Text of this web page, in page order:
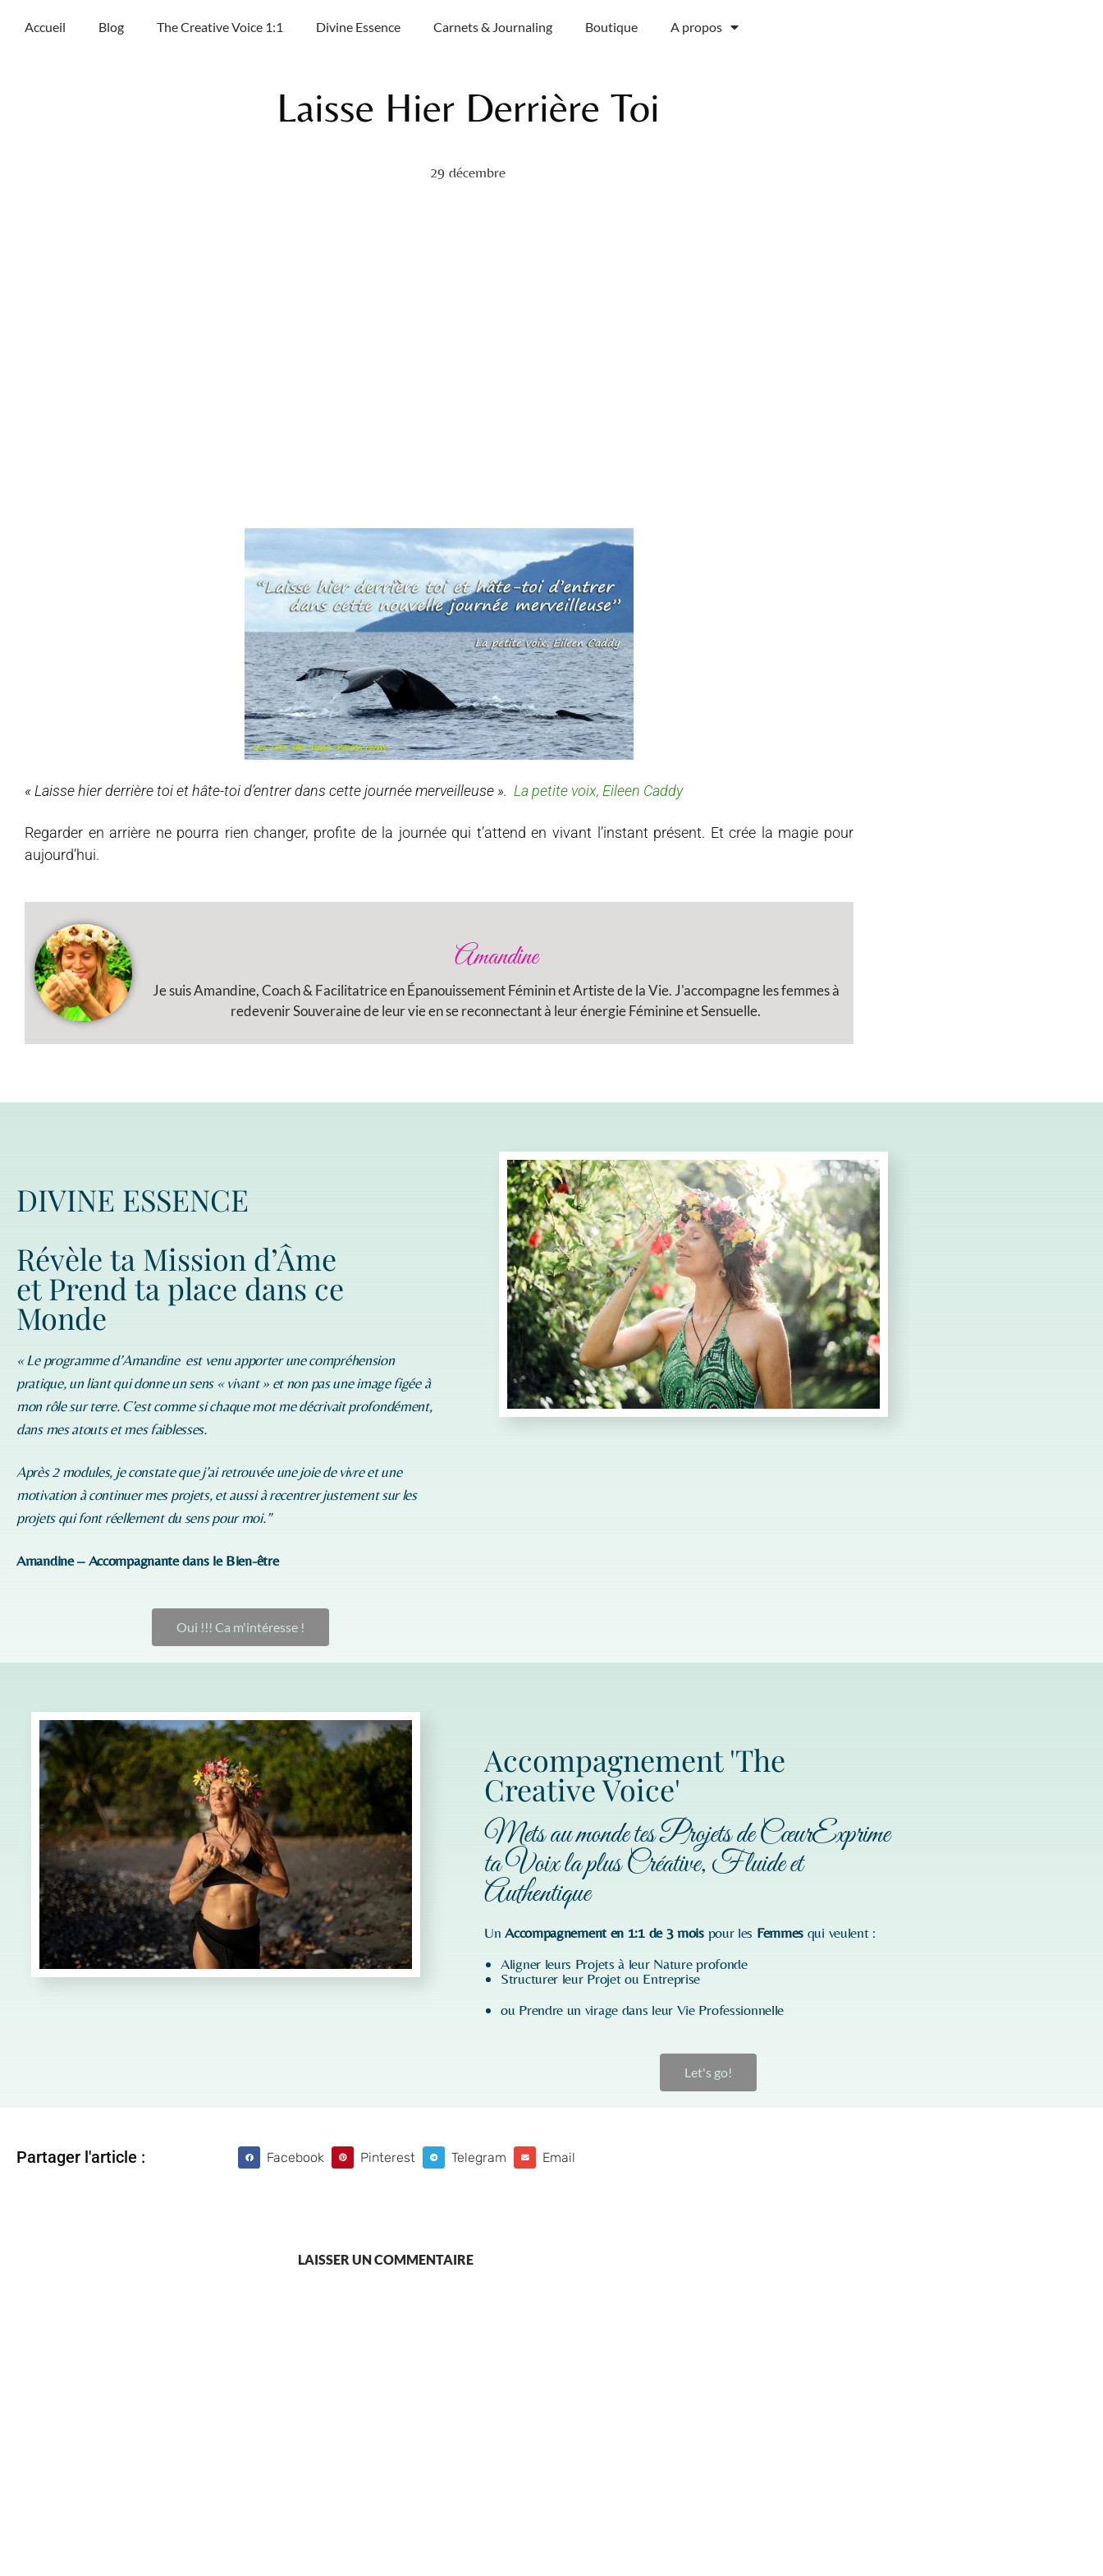
Accueil Blog The Creative Voice 1:1 Divine Essence Carnets & Journaling Boutique A propos
Laisse Hier Derrière Toi
29 décembre
« Laisse hier derrière toi et hâte-toi d’entrer dans cette journée merveilleuse ». La petite voix, Eileen Caddy
Regarder en arrière ne pourra rien changer, profite de la journée qui t’attend en vivant l’instant présent. Et crée la magie pour
aujourd’hui.
Amandine
Je suis Amandine, Coach & Facilitatrice en Épanouissement Féminin et Artiste de la Vie. J'accompagne les femmes à
redevenir Souveraine de leur vie en se reconnectant à leur énergie Féminine et Sensuelle.
DIVINE ESSENCE
Révèle ta Mission d’Âme
et Prend ta place dans ce
Monde
« Le programme d’Amandineest venu apporter une compréhension
pratique, un liant qui donne un sens « vivant » et non pas une image figée à
mon rôle sur terre. C’est comme si chaque mot me décrivait profondément,
dans mes atouts et mes faiblesses.
Après 2 modules, je constate que j’ai retrouvée une joie de vivre et une
motivation à continuer mes projets, et aussi à recentrer justement sur les
projets qui font réellement du sens pour moi.”
Amandine – Accompagnante dans le Bien-être
Oui !!! Ca m'intéresse !
Accompagnement 'The
Creative Voice'
Mets au monde tes Projets de CœurExprime
ta Voix la plus Créative, Fluide et
Authentique
UnAccompagnement en 1:1 de 3 mois pour les Femmes qui veulent :
Aligner leurs Projets à leur Nature profonde
Structurer leur Projet ou Entreprise
ou Prendre un virage dans leur Vie Professionnelle
Let's go!
Partager l'article : Facebook Pinterest Telegram Email
LAISSER UN COMMENTAIRE